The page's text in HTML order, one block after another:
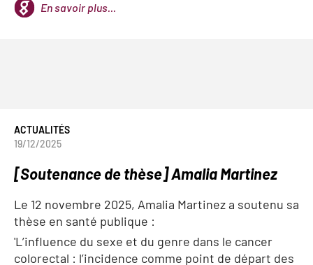
En savoir plus...
ACTUALITÉS
19/12/2025
[Soutenance de thèse] Amalia Martinez
Le 12 novembre 2025, Amalia Martinez a soutenu sa
thèse en santé publique :
'L’influence du sexe et du genre dans le cancer
colorectal : l’incidence comme point de départ des